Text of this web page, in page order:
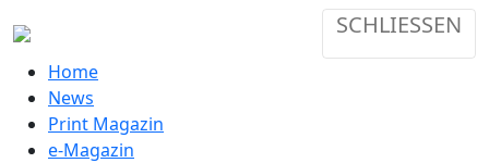
SCHLIESSEN
Home
News
Print Magazin
e-Magazin